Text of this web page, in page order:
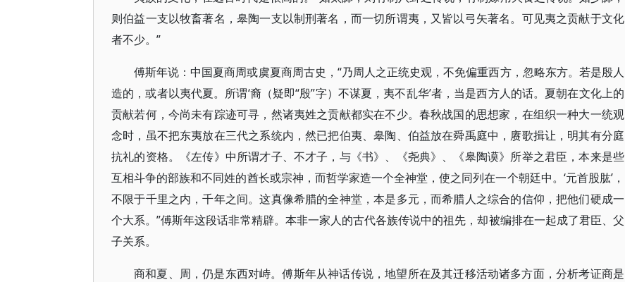
则伯益一支以牧畜著名，皋陶一支以制刑著名，而一切所谓夷，又皆以弓矢著名。可见夷之贡献于文化
者不少。”
傅斯年说：中国夏商周或虞夏商周古史，“乃周人之正统史观，不免偏重西方，忽略东方。若是殷人
造的，或者以夷代夏。所谓‘裔（疑即“殷”字）不谋夏，夷不乱华’者，当是西方人的话。夏朝在文化上的
贡献若何，今尚未有踪迹可寻，然诸夷姓之贡献都实在不少。春秋战国的思想家，在组织一种大一统观
念时，虽不把东夷放在三代之系统内，然已把伯夷、皋陶、伯益放在舜禹庭中，赓歌揖让，明其有分庭
抗礼的资格。《左传》中所谓才子、不才子，与《书》、《尧典》、《皋陶谟》所举之君臣，本来是些
互相斗争的部族和不同姓的酋长或宗神，而哲学家造一个全神堂，使之同列在一个朝廷中。‘元首股肱’，
不限于千里之内，千年之间。这真像希腊的全神堂，本是多元，而希腊人之综合的信仰，把他们硬成一
个大系。”傅斯年这段话非常精辟。本非一家人的古代各族传说中的祖先，却被编排在一起成了君臣、父
子关系。
商和夏、周，仍是东西对峙。傅斯年从神话传说，地望所在及其迁移活动诸多方面，分析考证商是